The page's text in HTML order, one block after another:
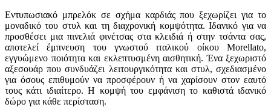
Εντυπωσιακό μπρελόκ σε σχήμα καρδιάς που ξεχωρίζει για το
μοναδικό του στυλ και τη διαχρονική κομψότητα. Ιδανικό για να
προσθέσει μια πινελιά φινέτσας στα κλειδιά ή στην τσάντα σας,
αποτελεί έμπνευση του γνωστού ιταλικού οίκου Morellato,
εγγυώμενο ποιότητα και εκλεπτυσμένη αισθητική. Ένα ξεχωριστό
αξεσουάρ που συνδυάζει λειτουργικότητα και στυλ, σχεδιασμένο
για όσους επιθυμούν να προσφέρουν ή να χαρίσουν στον εαυτό
τους κάτι ιδιαίτερο. Η κομψή του εμφάνιση το καθιστά ιδανικό
δώρο για κάθε περίσταση.